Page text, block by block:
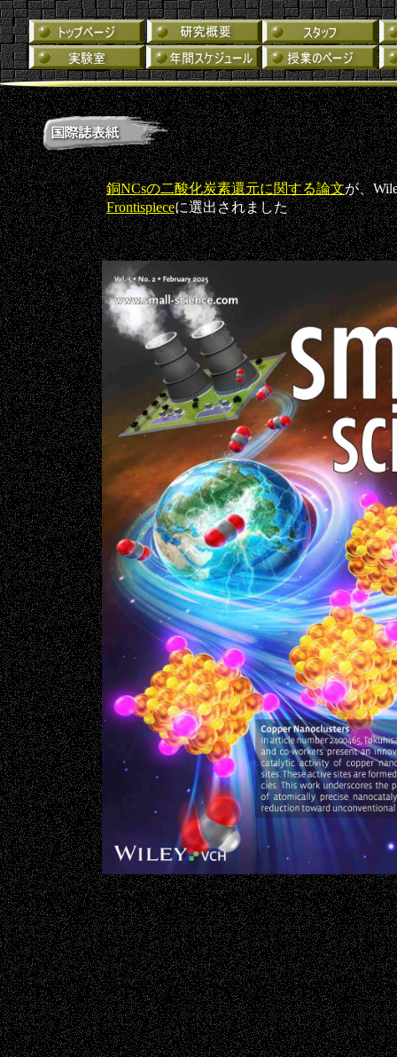
銅NCsの二酸化炭素還元に関する論文が、
Frontispieceに選出されました